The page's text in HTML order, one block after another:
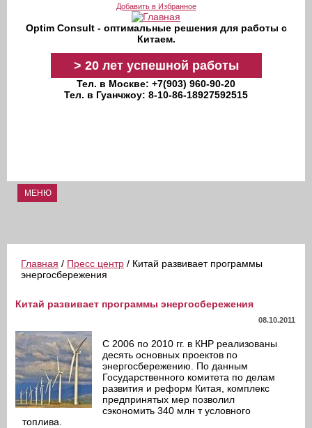
Перейти к основному содержаниюДобавить в Избранное
Optim Consult - оптимальные решения для работы с
Китаем.
> 20 летуспешной работы
Тел. в Москве: +7(903) 960-90-20
Тел. в Гуанчжоу: 8-10-86-18927592515
МЕНЮ
Главная / Пресс центр / Китай развивает программы
энергосбережения
Китай развивает программы энергосбережения
08.10.2011
С 2006 по 2010 гг. в КНР реализованы
десять основных проектов по
энергосбережению. По данным
Государственного комитета по делам
развития и реформ Китая, комплекс
предпринятых мер позволил
сэкономить 340 млн т условного
топлива.